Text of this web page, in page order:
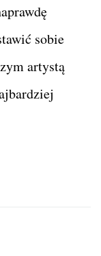
sobie
artystą